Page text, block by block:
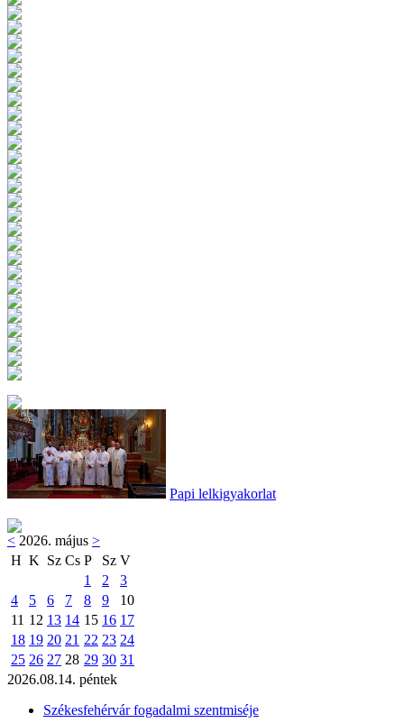
Papi lelkigyakorlat
< 2026. május >
H K Sz Cs P Sz V
1
2
3
4
5 6 7 8 9
10
11 12 13 14 15 16 17
18 19 20 21 22 23 24
25 26 27 28 29 30 31
2026.08.14. péntek
Székesfehérvár fogadalmi szentmiséje